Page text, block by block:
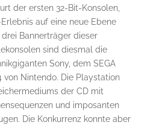
der ersten 32-Bit-Konsolen,
auf eine neue Ebene
Bannerträger dieser
sind diesmal die
Sony, dem SEGA
von Nintendo. Die Playstation
der CD mit
und imposanten
Die Konkurrenz konnte aber